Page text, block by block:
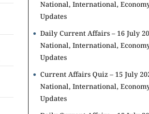
National, International,
Updates
Daily Current Affairs – 16 July
National, International,
Updates
Current Affairs Quiz – 15 July
National, International,
Updates